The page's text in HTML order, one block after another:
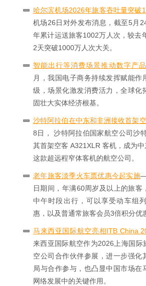
哈尔滨机场2026年旅客吞吐量突破
机场26日对外发布消息，截至5月
年累计运送旅客1002万人次，较去
2天突破1000万人次大关。
智能出行等消费场景推动数字产
月，我国电子商务持续发挥赋能作
级，场景化激发消费活力，全球化
固壮大实体经济根基。
沙特阿拉伯在中东和非洲接收首架
8日， 沙特阿拉伯国家航空公司沙
其首架空客 A321XLR 客机，成为
这款超远程窄体客机的航空公司。
老年旅客淡季火车票优惠今起实施
日期间，年满60周岁及以上的旅客
中午时段出行，可以享受动车组
惠，以及普通常旅客会员3倍积分优
马来西亚国际航空亮相ITB China
来西亚国际航空作为2026上海国际
空公司合作伙伴参展，进一步强化
局与合作参与，也凸显中国市场在
网络发展中的关键作用。